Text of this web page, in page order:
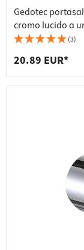
Gedotec
cromo lucido a
(3)
20.89 EUR*